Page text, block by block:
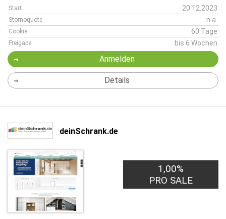
Start 20.12.2023
Stornoquote n.a.
Cookie 60 Tage
Freigabe bis 6 Wochen
Anmelden
Details
deinSchrank.de
1,00%
PRO SALE